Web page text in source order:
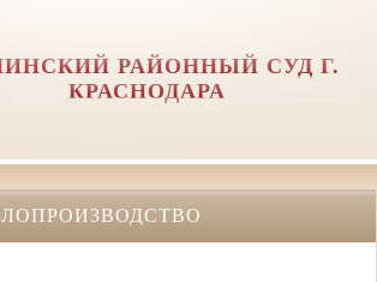
РАЙОННЫЙ СУД Г.
КРАСНОДАРА